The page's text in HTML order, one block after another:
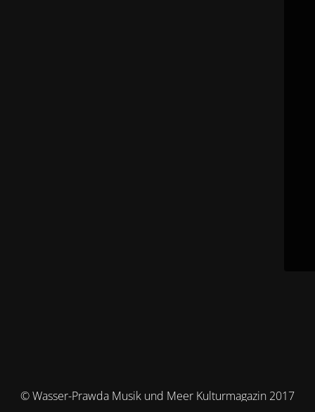
© Wasser-Prawda Musik und Meer Kulturmagazin 2017